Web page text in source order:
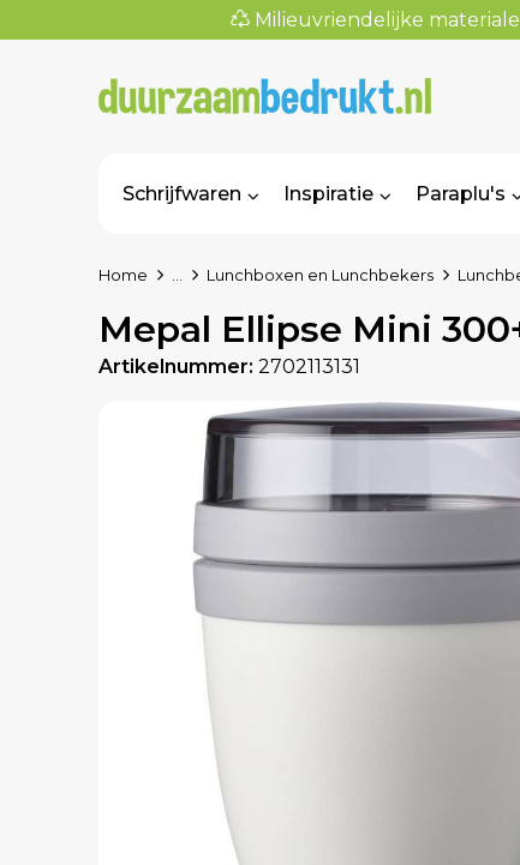
Milieuvriendelijke
Schrijfwaren Inspiratie Paraplu's
Home Lunchboxen en Lunchbekers
Mepal Ellipse Mini
Artikelnummer: 2702113131